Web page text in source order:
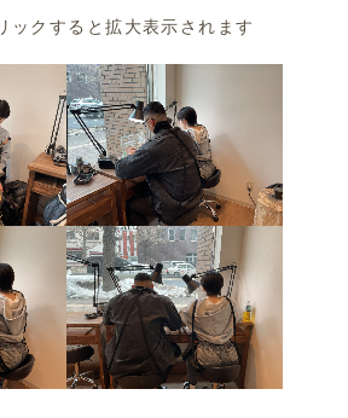
ックすると拡大表示されます